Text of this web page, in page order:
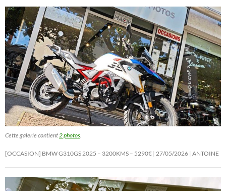
Cette galerie contient 2 photos
[OCCASION] BMW G310GS 2025 – 3200KMS – 5290€ 27/05/2026 ANTOINE